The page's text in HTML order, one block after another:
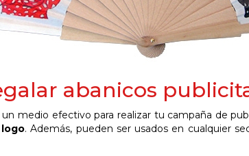
abanicos
un medio efectivo para realizar tu campaña de
. Además, pueden ser usados en cualquier